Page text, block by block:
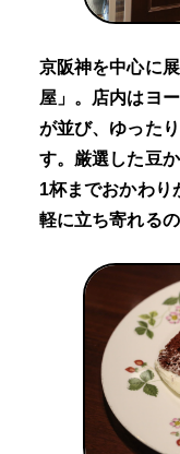
京阪神を中心に
屋」。店内はヨ
が並び、ゆった
す。厳選した豆
1杯までおかわり
軽に立ち寄れる